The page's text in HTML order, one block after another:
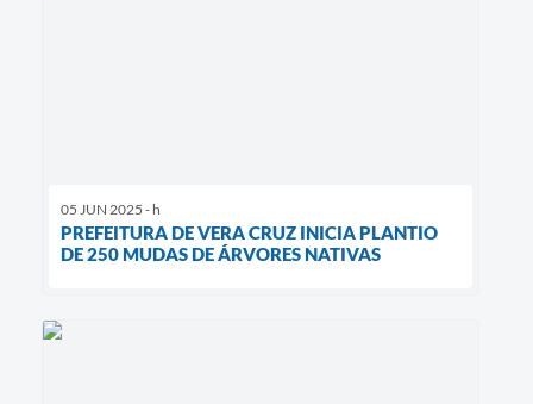
05 JUN 2025 - h
PREFEITURA DE VERA CRUZ INICIA PLANTIO
DE 250 MUDAS DE ÁRVORES NATIVAS